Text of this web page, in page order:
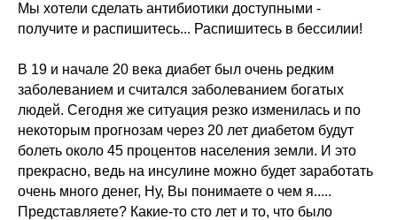
Мы хотели сделать антибиотики доступными -
получите и распишитесь... Распишитесь в бессилии!
В 19 и начале 20 века диабет был очень редким
заболеванием и считался заболеванием богатых
людей. Сегодня же ситуация резко изменилась и по
некоторым прогнозам через 20 лет диабетом будут
болеть около 45 процентов населения земли. И это
прекрасно, ведь на инсулине можно будет заработать
очень много денег, Ну, Вы понимаете о чем я.....
Представляете? Какие-то сто лет и то, что было